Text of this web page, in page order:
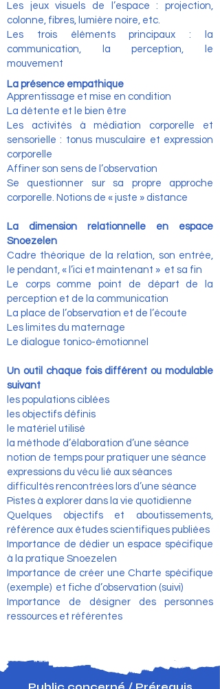
Les jeux visuels de l’espace : projection,
colonne, fibres, lumière noire, etc.
Les trois éléments principaux : la
communication, la perception, le
mouvement
La présence empathique
Apprentissage et mise en condition
La détente et le bien être
Les activités à médiation corporelle et
sensorielle : tonus musculaire et expression
corporelle
Affiner son sens de l’observation
Se questionner sur sa propre approche
corporelle. Notions de « juste » distance
La dimension relationnelle en espace
Snoezelen
Cadre théorique de la relation, son entrée,
le pendant, « l’ici et maintenant » et sa fin
Le corps comme point de départ de la
perception et de la communication
La place de l’observation et de l’écoute
Les limites du maternage
Le dialogue tonico-émotionnel
Un outil chaque fois différent ou modulable
suivant
les populations ciblées
les objectifs définis
le matériel utilisé
la méthode d’élaboration d’une séance
notion de temps pour pratiquer une séance
expressions du vécu lié aux séances
difficultés rencontrées lors d’une séance
Pistes à explorer dans la vie quotidienne
Quelques objectifs et aboutissements,
référence aux études scientifiques publiées
Importance de dédier un espace spécifique
à la pratique Snoezelen
Importance de créer une Charte spécifique
(exemple) et fiche d’observation (suivi)
Importance de désigner des personnes
ressources et référentes